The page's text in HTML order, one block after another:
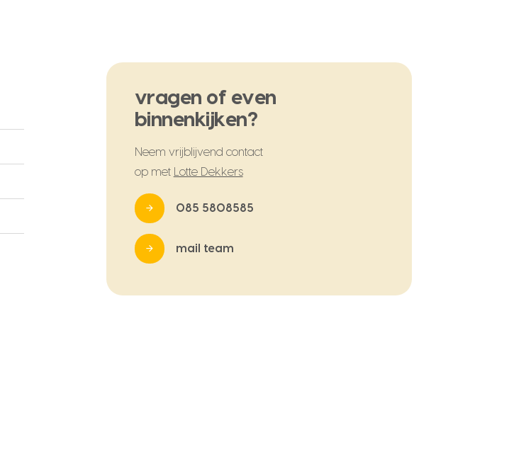
vragen of even
binnenkijken?
Neem vrijblijvend contact
op met
Lotte Dekkers
085 5808585
mail team